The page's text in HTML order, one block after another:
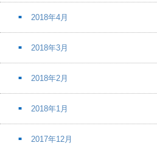
2018年4月
2018年3月
2018年2月
2018年1月
2017年12月